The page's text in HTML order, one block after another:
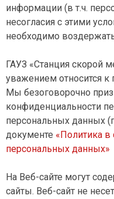
информации (в т.ч.
несогласия с этими
необходимо
ГАУЗ «Станция скорой
уважением относится к
Мы безоговорочно
конфиденциальности
персональных данных
документе «Политика
персональных данных»
На Веб-сайте могут
сайты. Веб-сайт не